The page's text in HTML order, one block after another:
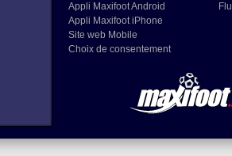
Appli Maxifoot Android
Appli Maxifoot iPhone
Site web Mobile
Choix de consentement